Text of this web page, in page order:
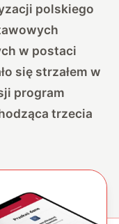
polskiego
w postaci
się strzałem w
program
trzecia